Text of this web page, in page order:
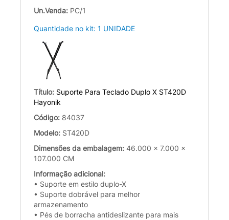
Un.Venda: PC/1
Quantidade no kit: 1 UNIDADE
Título: Suporte Para Teclado Duplo X ST420D
Hayonik
Código: 84037
Modelo: ST420D
Dimensões da embalagem: 46.000 x 7.000 x
107.000 CM
Informação adicional:
• Suporte em estilo duplo-X
• Suporte dobrável para melhor
armazenamento
• Pés de borracha antideslizante para mais